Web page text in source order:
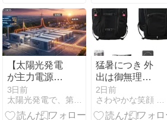
【太陽光発電
が主力電源次
は蓄電池？】
酷暑下の電力
供給、太陽光
3日前
猛暑につき 外
出は御無理
よ！ ②水冷服
アイスマン
PRO-X3 セル
2日前